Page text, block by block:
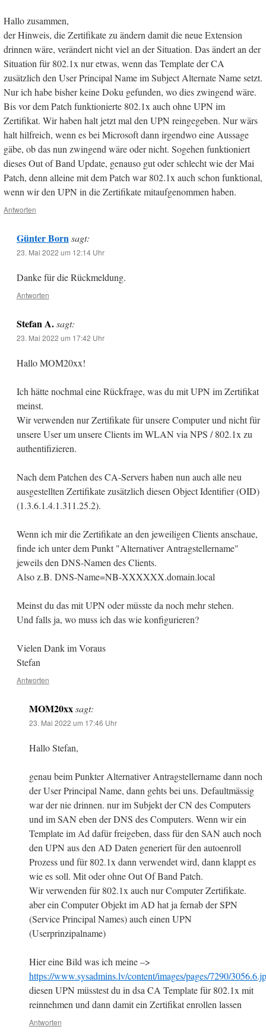
Hallo zusammen,
der Hinweis, die Zertifikate zu ändern damit die neue Extension
drinnen wäre, verändert nicht viel an der Situation. Das ändert an der
Situation für 802.1x nur etwas, wenn das Template der CA
zusätzlich den User Principal Name im Subject Alternate Name setzt.
Nur ich habe bisher keine Doku gefunden, wo dies zwingend wäre.
Bis vor dem Patch funktionierte 802.1x auch ohne UPN im
Zertifikat. Wir haben halt jetzt mal den UPN reingegeben. Nur wärs
halt hilfreich, wenn es bei Microsoft dann irgendwo eine Aussage
gäbe, ob das nun zwingend wäre oder nicht. Sogehen funktioniert
dieses Out of Band Update, genauso gut oder schlecht wie der Mai
Patch, denn alleine mit dem Patch war 802.1x auch schon funktional,
wenn wir den UPN in die Zertifikate mitaufgenommen haben.
Antworten
Günter Born sagt:
23. Mai 2022 um 12:14 Uhr
Danke für die Rückmeldung.
Antworten
Stefan A. sagt:
23. Mai 2022 um 17:42 Uhr
Hallo MOM20xx!
Ich hätte nochmal eine Rückfrage, was du mit UPN im Zertifikat
meinst.
Wir verwenden nur Zertifikate für unsere Computer und nicht für
unsere User um unsere Clients im WLAN via NPS / 802.1x zu
authentifizieren.
Nach dem Patchen des CA-Servers haben nun auch alle neu
ausgestellten Zertifikate zusätzlich diesen Object Identifier (OID)
(1.3.6.1.4.1.311.25.2).
Wenn ich mir die Zertifikate an den jeweiligen Clients anschaue,
finde ich unter dem Punkt "Alternativer Antragstellername"
jeweils den DNS-Namen des Clients.
Also z.B. DNS-Name=NB-XXXXXX.domain.local
Meinst du das mit UPN oder müsste da noch mehr stehen.
Und falls ja, wo muss ich das wie konfigurieren?
Vielen Dank im Voraus
Stefan
Antworten
MOM20xx sagt:
23. Mai 2022 um 17:46 Uhr
Hallo Stefan,
genau beim Punkter Alternativer Antragstellername dann noch
der User Principal Name, dann gehts bei uns. Defaultmässig
war der nie drinnen. nur im Subjekt der CN des Computers
und im SAN eben der DNS des Computers. Wenn wir ein
Template im Ad dafür freigeben, dass für den SAN auch noch
den UPN aus den AD Daten generiert für den autoenroll
Prozess und für 802.1x dann verwendet wird, dann klappt es
wie es soll. Mit oder ohne Out Of Band Patch.
Wir verwenden für 802.1x auch nur Computer Zertifikate.
aber ein Computer Objekt im AD hat ja fernab der SPN
(Service Principal Names) auch einen UPN
(Userprinzipalname)
Hier eine Bild was ich meine –>
https://www.sysadmins.lv/content/images/pages/7290/
diesen UPN müsstest du in dsa CA Template für 802.1x mit
reinnehmen und dann damit ein Zertifikat enrollen lassen
Antworten